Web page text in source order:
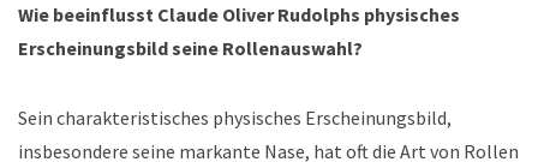
Wie beeinflusst Claude Oliver Rudolphs physisches
Erscheinungsbild seine Rollenauswahl?
Sein charakteristisches physisches Erscheinungsbild,
insbesondere seine markante Nase, hat oft die Art von Rollen